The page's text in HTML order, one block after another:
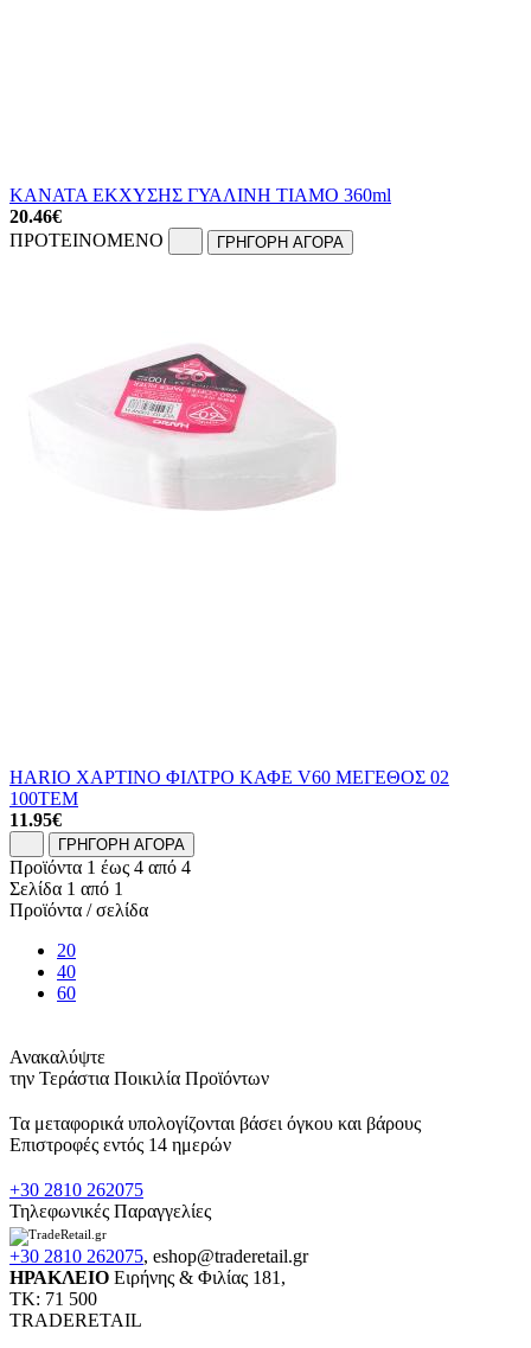
ΚΑΝΑΤΑ ΕΚΧΥΣΗΣ ΓΥΑΛΙΝΗ TIAMO 360ml
20.46€
ΠΡΟΤΕΙΝΟΜΕΝΟ
ΓΡΗΓΟΡΗ ΑΓΟΡΑ
HARIO ΧΑΡΤΙΝΟ ΦΙΛΤΡΟ ΚΑΦΕ V60 ΜΕΓΕΘΟΣ 02
100ΤΕΜ
11.95€
ΓΡΗΓΟΡΗ ΑΓΟΡΑ
Προϊόντα 1 έως 4 από 4
Σελίδα 1 από 1
Προϊόντα / σελίδα
20
40
60
Ανακαλύψτε
την Τεράστια Ποικιλία Προϊόντων
Τα μεταφορικά υπολογίζονται βάσει όγκου και βάρους
Επιστροφές εντός 14 ημερών
+30 2810 262075
Τηλεφωνικές Παραγγελίες
+30 2810 262075, eshop@traderetail.gr
ΗΡΑΚΛΕΙΟ Ειρήνης & Φιλίας 181,
ΤΚ: 71 500
TRADERETAIL